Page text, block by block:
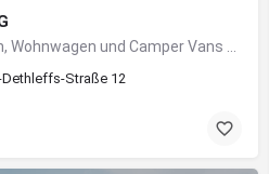
Straße 12